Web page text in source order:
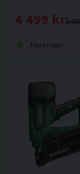
5
4 499 kr
Finns i lager